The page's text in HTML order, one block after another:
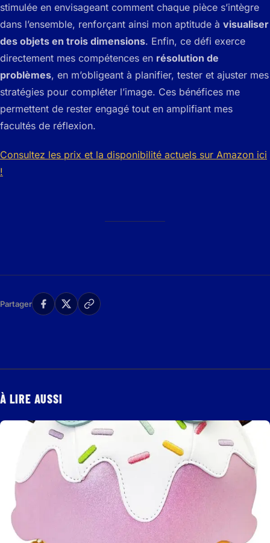
stimulée en envisageant comment chaque pièce s’intègre
dans l’ensemble, renforçant ainsi mon aptitude à visualiser
des objets en trois dimensions. Enfin, ce défi exerce
directement mes compétences en résolution de
problèmes, en m’obligeant à planifier, tester et ajuster mes
stratégies pour compléter l’image. Ces bénéfices me
permettent de rester engagé tout en amplifiant mes
facultés de réflexion.
Consultez les prix et la disponibilité actuels sur Amazon ici
!
Partager
À LIRE AUSSI